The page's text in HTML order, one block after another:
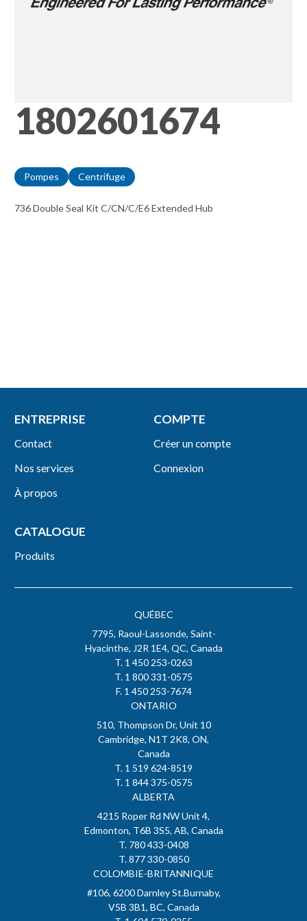
1802601674
Pompes Centrifuge
736 Double Seal Kit C/CN/C/E6 Extended Hub
QUÉBEC
7795, Raoul-Lassonde, Saint-
Hyacinthe, J2R 1E4, QC, Canada
T. 1 450 253-0263
T. 1 800 331-0575
F. 1 450 253-7674
ONTARIO
510, Thompson Dr, Unit 10
Cambridge, N1T 2K8, ON,
Canada
T. 1 519 624-8519
T. 1 844 375-0575
ALBERTA
4215 Roper Rd NW Unit 4,
Edmonton, T6B 3S5, AB, Canada
T. 780 433-0408
T. 877 330-0850
COLOMBIE-BRITANNIQUE
#106, 6200 Darnley St.Burnaby,
V5B 3B1, BC, Canada
ENTREPRISE
Contact
Nos services
À propos
COMPTE
Créer un compte
Connexion
CATALOGUE
Produits